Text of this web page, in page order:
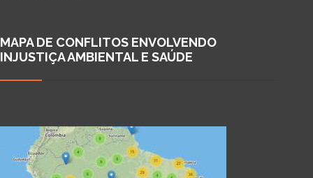
MAPA DE CONFLITOS ENVOLVENDO
INJUSTIÇA AMBIENTAL E SAÚDE